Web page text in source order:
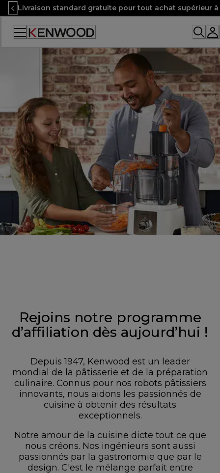
Skip
to
Content
Livraison standard gratuite pour tout achat supérieur
Accessibility
Statement
Rejoins notre programme
d’affiliation dès aujourd’hui !
Depuis 1947, Kenwood est un leader
mondial de la pâtisserie et de la préparation
culinaire. Connus pour nos robots pâtissiers
innovants, nous aidons les passionnés de
cuisine à obtenir des résultats
exceptionnels.
Notre amour de la cuisine dicte tout ce que
nous créons. Nos ingénieurs sont aussi
passionnés par la gastronomie que par le
design. C'est le mélange parfait entre